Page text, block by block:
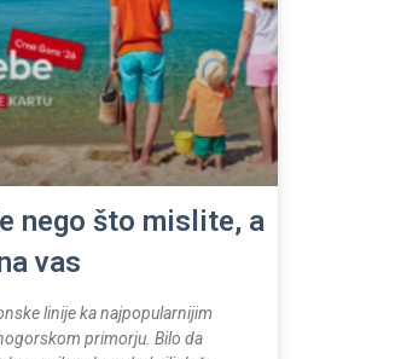
nego što mislite, a
vas
linije ka najpopularnijim
primorju. Bilo da